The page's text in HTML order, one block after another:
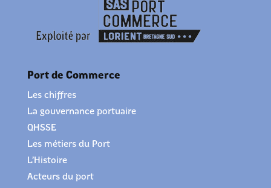
Port de Commerce
Les chiffres
La gouvernance portuaire
QHSSE
Les métiers du Port
L’Histoire
Acteurs du port